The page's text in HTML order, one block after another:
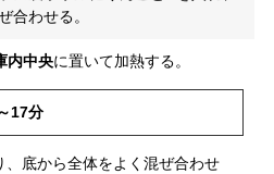
合わせる。
内中央に置いて加熱する。
17分
、底から全体をよく混ぜ合わせ